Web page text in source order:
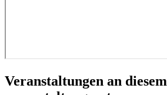
Veranstaltungen an diesem